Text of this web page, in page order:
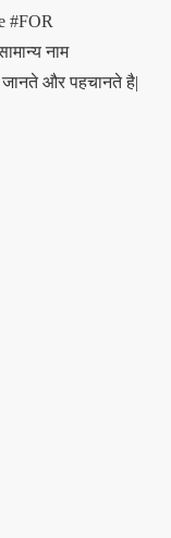
#FOR
नाम
जानते और पहचानते है|